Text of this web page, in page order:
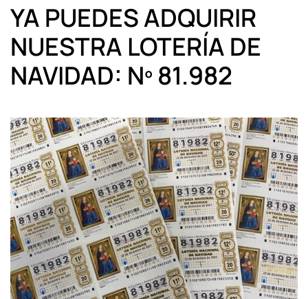
YA PUEDES ADQUIRIR
NUESTRA LOTERÍA DE
NAVIDAD: Nº 81.982